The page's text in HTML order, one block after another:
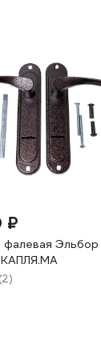
₽
фалевая Эльбор
(2)